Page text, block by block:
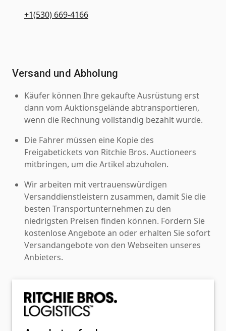
+1(530) 669-4166
Versand und Abholung
Käufer können Ihre gekaufte Ausrüstung erst
dann vom Auktionsgelände abtransportieren,
wenn die Rechnung vollständig bezahlt wurde.
Die Fahrer müssen eine Kopie des
Freigabetickets von Ritchie Bros. Auctioneers
mitbringen, um die Artikel abzuholen.
Wir arbeiten mit vertrauenswürdigen
Versanddienstleistern zusammen, damit Sie die
besten Transportunternehmen zu den
niedrigsten Preisen finden können. Fordern Sie
kostenlose Angebote an oder erhalten Sie sofort
Versandangebote von den Webseiten unseres
Anbieters.